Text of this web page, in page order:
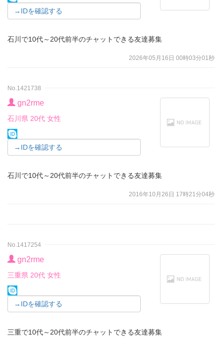
→IDを確認する
石川で10代～20代前半のチャットできる友達募集
2026年05月16日 00時03分01秒
No.1421738
gn2rme
石川県 20代 女性
→IDを確認する
石川で10代～20代前半のチャットできる友達募集
2016年10月26日 17時21分04秒
No.1417254
gn2rme
三重県 20代 女性
→IDを確認する
三重で10代～20代前半のチャットできる友達募集